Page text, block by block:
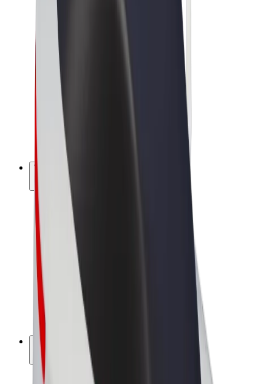
Jízdy
Koloběžky
Bolt Market
Bolt Food
Bolt Drive
Bolt for Business
E-kola
Bolt Plus
Vydělávejte s Boltem
Řidiči
Výdělky řidiče
Kurýři
Výdělky kurýra
Partneři Bolt Food
Franšízy
Společnost